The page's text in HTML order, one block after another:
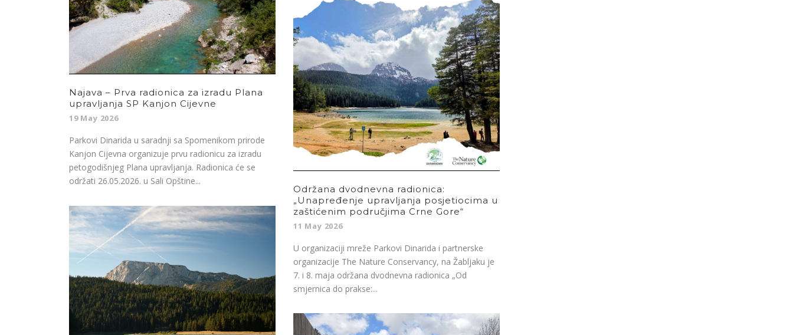
Najava – Prva radionica za izradu Plana
upravljanja SP Kanjon Cijevne
19 May 2026
Parkovi Dinarida u saradnji sa Spomenikom prirode
Kanjon Cijevna organizuje prvu radionicu za izradu
petogodišnjeg Plana upravljanja. Radionica će se
održati 26.05.2026. u Sali Opštine...
Održana dvodnevna radionica:
„Unapređenje upravljanja posjetiocima u
zaštićenim područjima Crne Gore“
11 May 2026
U organizaciji mreže Parkovi Dinarida i partnerske
organizacije The Nature Conservancy, na Žabljaku je
7. i 8. maja održana dvodnevna radionica „Od
smjernica do prakse:...